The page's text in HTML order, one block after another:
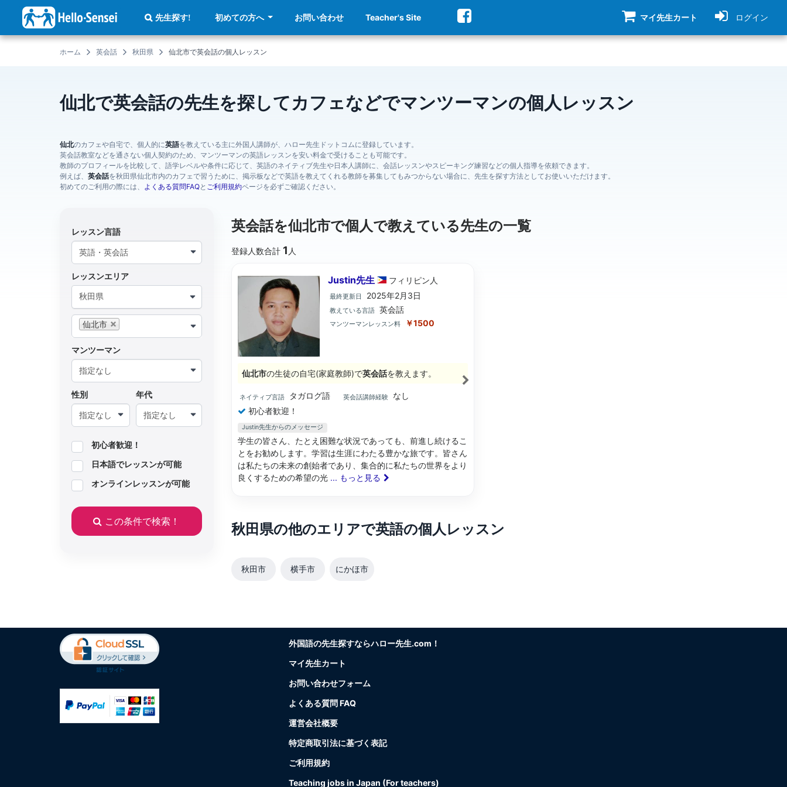
ン
先生探す! 初めての方へ お問い合わせ Teacher's Site マイ先生カート ログイン
ホーム 英会話 秋田県 仙北市で英会話の個人レッスン
仙北で英会話の先生を探してカフェなどでマンツーマンの個人レッスン
仙北のカフェや自宅で、個人的に英語を教えている主に外国人講師が、ハロー先生ドットコムに登録しています。
英会話教室などを通さない個人契約のため、マンツーマンの英語レッスンを安い料金で受けることも可能です。
教師のプロフィールを比較して、語学レベルや条件に応じて、英語のネイティブ先生や日本人講師に、会話レッスンやスピーキング練習などの個人指導を依頼できます。
例えば、 英会話を秋田県仙北市内のカフェで習うために、掲示板などで英語を教えてくれる教師を募集してもみつからない場合に、先生を探す方法としてお使いいただけます。
初めてのご利用の際には、 よくある質問FAQと ご利用規約ページを必ずご確認ください。
レッスン言語
レッスンエリア
秋田県
仙北市
マンツーマン
性別 年代
初心者歓迎！
日本語でレッスンが可能
オンラインレッスンが可能
この条件で検索！
英会話を仙北市で個人で教えている先生の一覧
登録人数合計 1 人
Justin先生 フィリピン 人
最終更新日 2025年2月3日
教えている言語 英会話
マンツーマンレッスン料 ￥1500
仙北市の生徒の自宅(家庭教師)で英会話を教えます。
ネイティブ言語 タガログ語 英会話講師経験
なし
初心者歓迎！
Justin先生からのメッセージ
学生の皆さん、たとえ困難な状況であっても、前進し続けるこ
とをお勧めします。学習は生涯にわたる豊かな旅です。皆さん
は私たちの未来の創始者であり、集合的に私たちの世界をより
良くするための希望の光 ... もっと見る
秋田県の他のエリアで英語の個人レッスン
秋田市 横手市 にかほ市
外国語の先生探すならハロー先生.com！
マイ先生カート
お問い合わせフォーム
よくある質問 FAQ
運営会社概要
特定商取引法に基づく表記
ご利用規約
Teaching jobs in Japan (For teachers)